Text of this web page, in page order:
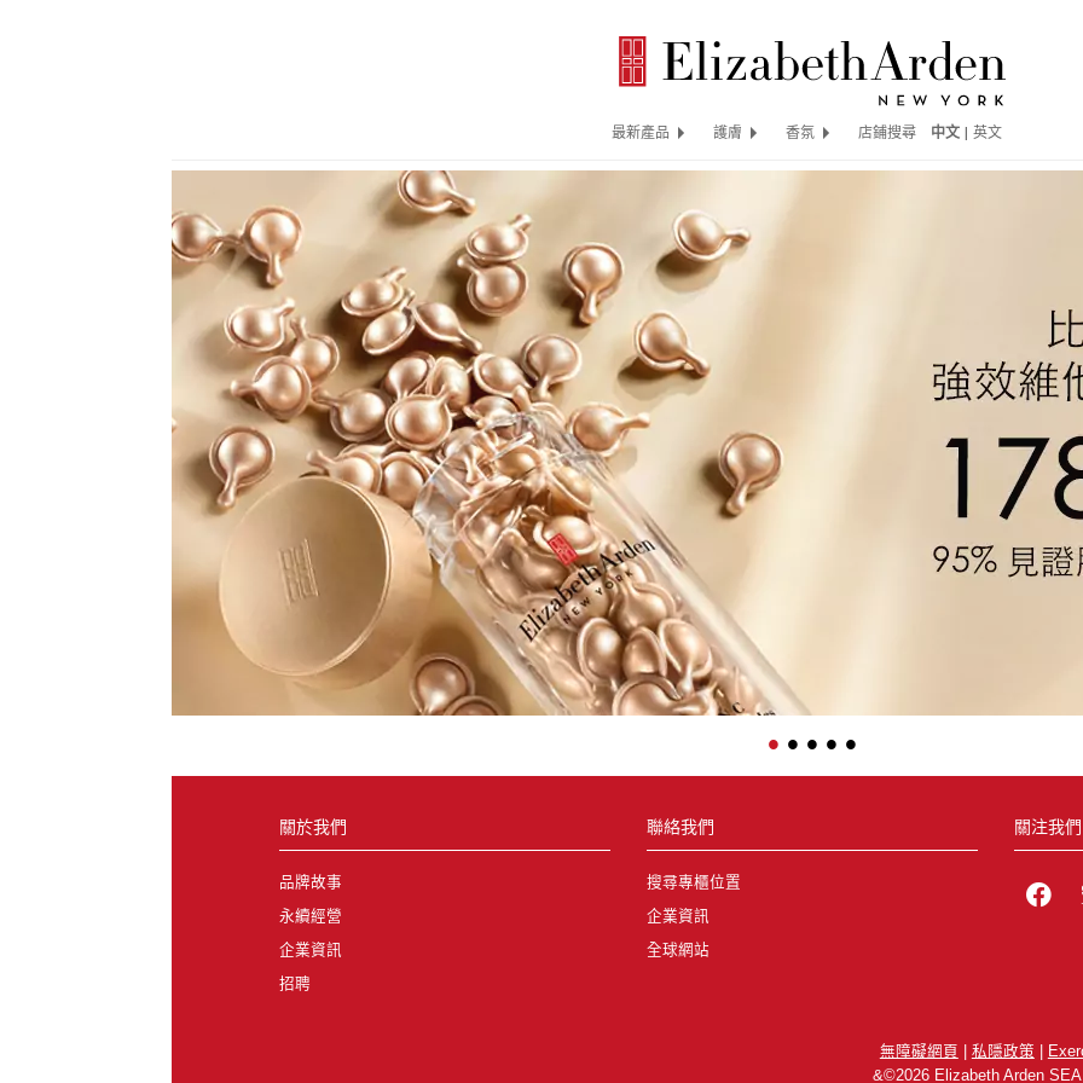
最新產品 護膚 香氛 店鋪搜尋 中文| 英文
Previous
• • • • •
關於我們
品牌故事
永續經營
企業資訊
招聘
聯絡我們
搜尋專櫃位置
企業資訊
全球網站
關注我們
無障礙網頁 私隱政策
&©2026 Elizabeth Arden